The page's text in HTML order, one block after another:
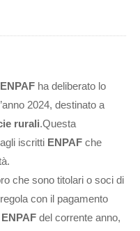
ENPAF ha deliberato lo
2024, destinato a
rurali.Questa
iscritti ENPAF che
che sono titolari o soci di
con il pagamento
ENPAF del corrente anno,